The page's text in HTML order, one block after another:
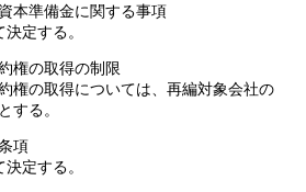
本準備金に関する事項
定する。
権の取得の制限
権の取得については、再編対象会社の
する。
項
定する。